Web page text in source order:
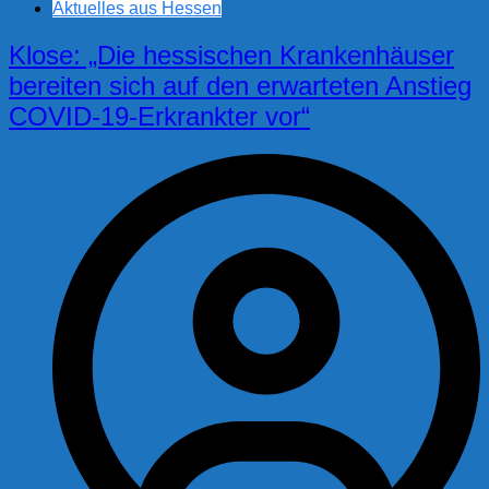
Aktuelles aus Hessen
Klose: „Die hessischen Krankenhäuser
bereiten sich auf den erwarteten Anstieg
COVID-19-Erkrankter vor“